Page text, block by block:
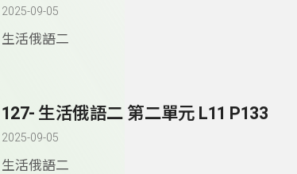
2025-09-05
生活俄語二
127- 生活俄語二 第二單元 L11 P133
2025-09-05
生活俄語二